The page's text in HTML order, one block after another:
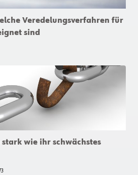
Veredelungsverfahren für
sind
stark wie ihr schwächstes